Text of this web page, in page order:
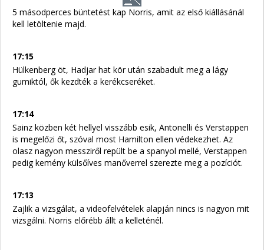
5 másodperces büntetést kap Norris, amit az első kiállásánál
kell letöltenie majd.
17:15
Hülkenberg öt, Hadjar hat kör után szabadult meg a lágy
gumiktól, ők kezdték a kerékcseréket.
17:14
Sainz közben két hellyel visszább esik, Antonelli és Verstappen
is megelőzi őt, szóval most Hamilton ellen védekezhet. Az
olasz nagyon messziről repült be a spanyol mellé, Verstappen
pedig kemény külsőíves manőverrel szerezte meg a pozíciót.
17:13
Zajlik a vizsgálat, a videofelvételek alapján nincs is nagyon mit
vizsgálni. Norris előrébb állt a kelleténél.